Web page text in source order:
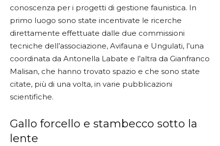
conoscenza per i progetti di gestione faunistica. In
primo luogo sono state incentivate le ricerche
direttamente effettuate dalle due commissioni
tecniche dell’associazione, Avifauna e Ungulati, l’una
coordinata da Antonella Labate e l’altra da Gianfranco
Malisan, che hanno trovato spazio e che sono state
citate, più di una volta, in varie pubblicazioni
scientifiche.
Gallo forcello e stambecco sotto la
lente